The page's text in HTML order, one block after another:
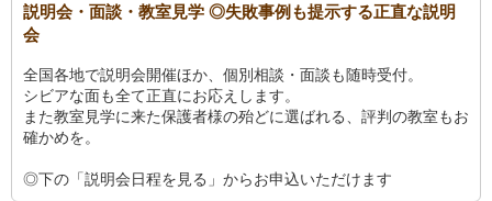
説明会・面談・教室見学 ◎失敗事例も提示する正直な説明
会
全国各地で説明会開催ほか、個別相談・面談も随時受付。
シビアな面も全て正直にお応えします。
また教室見学に来た保護者様の殆どに選ばれる、評判の教室もお
確かめを。
◎下の「説明会日程を見る」からお申込いただけます